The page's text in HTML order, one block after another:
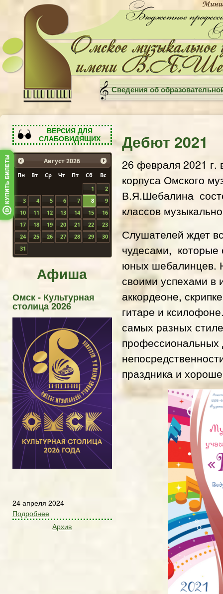
Сведения об
ВЕРСИЯ ДЛЯ
СЛАБОВИДЯЩИХ
Август 2026
Пн Вт Ср Чт Пт Сб
Вс
1
2
3
4 5 6 7 8
9
10
11 12 13 14 15
16
17
18 19 20 21 22
23
24
25 26 27 28 29
30
31
Афиша
Омск - Культурная
столица 2026
24 апреля 2024
Подробнее
Архив
Дебют 2021
26 февраля 2021
корпуса Омского
В.Я.Шебалина
классов
Слушателей ждет
чудесами, которые
юных шебалинцев.
своими успехами в
аккордеоне,
гитаре и
самых разных
профессиональных
праздника и